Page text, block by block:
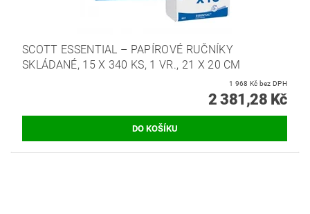
SCOTT ESSENTIAL – PAPÍROVÉ RUČNÍKY
SKLÁDANÉ, 15 X 340 KS, 1 VR., 21 X 20 CM
1 968 Kč bez DPH
2 381,28 Kč